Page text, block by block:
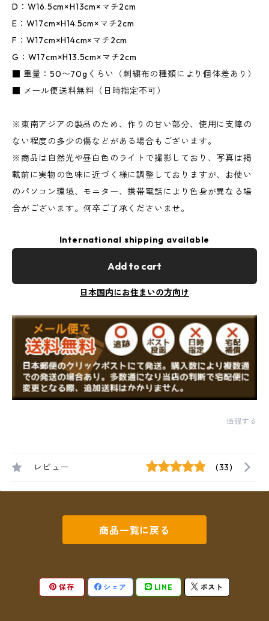
D：W16.5cm×H13cm×マチ2cm
E：W17cm×H14.5cm×マチ2cm
F：W17cm×H14cm×マチ2cm
G：W17cm×H13.5cm×マチ2cm
■ 重量：50〜70gくらい（刺繍布の種類により個体差あり）
■ メール便送料無料（日時指定不可）
※東南アジアの製品のため、作りの甘い部分、使用に支障の
ない程度の多少の傷などがある場合もございます。
※商品は自然光や昼白色のライトで撮影しており、写真は掲
載前に実物の色味に近づく様に調整しておりますが、お使い
のパソコン環境、モニター、携帯電話により色身が異なる場
合がございます。何卒ご了承くださいませ。
International shipping available
Add to cart
日本国内にお住まいの方向け
通報する
レビュー (33)
商品一覧に戻る
保存 シェア LINE ポスト